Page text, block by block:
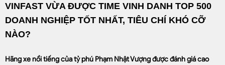
VINFAST VỪA ĐƯỢC TIME VINH DANH TOP 500
DOANH NGHIỆP TỐT NHẤT, TIÊU CHÍ KHÓ CỠ
NÀO?
Hãng xe nổi tiếng của tỷ phú Phạm Nhật Vượng được đánh giá cao